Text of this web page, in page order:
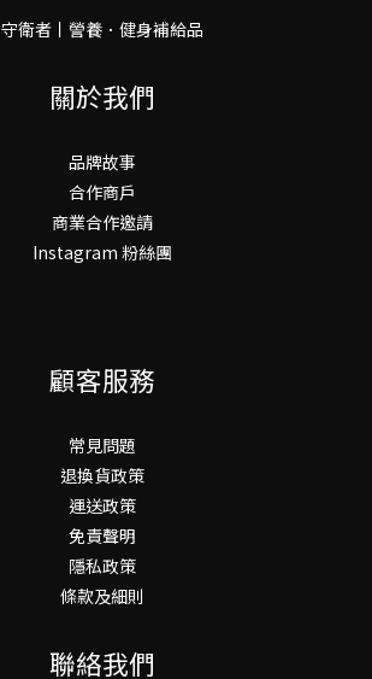
守衛者丨謍養．健身補給品
關於我們
品牌故事
合作商戶
商業合作邀請
Instagram 粉絲團
顧客服務
常見問題
退換貨政策
運送政策
免責聲明
隱私政策
條款及細則
聯絡我們